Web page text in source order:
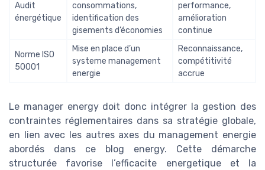
Audit
énergétique
consommations,
identification des
gisements d’économies
performance,
amélioration
continue
Norme ISO
50001
Mise en place d’un
systeme management
energie
Reconnaissance,
compétitivité
accrue
Le manager energy doit donc intégrer la gestion des
contraintes réglementaires dans sa stratégie globale,
en lien avec les autres axes du management energie
abordés dans ce blog energy. Cette démarche
structurée favorise l’efficacite energetique et la